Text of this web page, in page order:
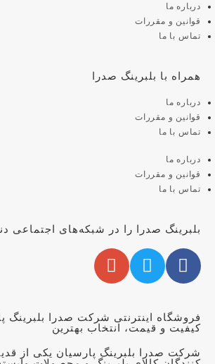
درباره ما
قوانین و مقررات
تماس با ما
همراه با بلبرینگ صدرا
درباره ما
قوانین و مقررات
تماس با ما
درباره ما
قوانین و مقررات
تماس با ما
بلبرینگ صدرا را در شبکه‌های اجتماعی
فروشگاه اینترنتی شرکت صدرا بلبرینگ
کیفیت و قیمت، انتخاب بهترین
شرکت صدرا بلبرینگ پارسیان یکی از